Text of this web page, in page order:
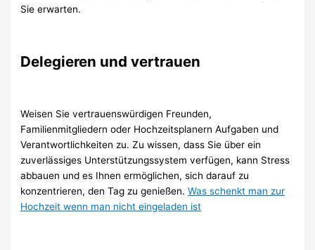
Sie erwarten.
Delegieren und vertrauen
Weisen Sie vertrauenswürdigen Freunden,
Familienmitgliedern oder Hochzeitsplanern Aufgaben und
Verantwortlichkeiten zu. Zu wissen, dass Sie über ein
zuverlässiges Unterstützungssystem verfügen, kann Stress
abbauen und es Ihnen ermöglichen, sich darauf zu
konzentrieren, den Tag zu genießen.Was schenkt man zur
Hochzeit wenn man nicht eingeladen ist